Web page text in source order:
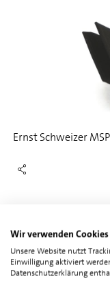
Ernst Schweizer
Wir verwenden Cookies
Unsere Website nutzt
Einwilligung aktiviert
Datenschutzerklärung